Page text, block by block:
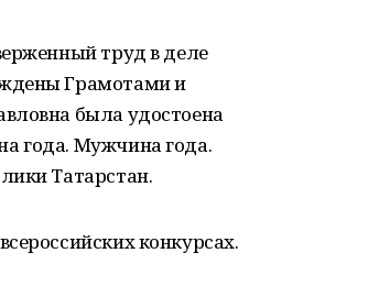
труд в деле
Грамотами и
была удостоена
года. Мужчина года.
Татарстан.
конкурсах.